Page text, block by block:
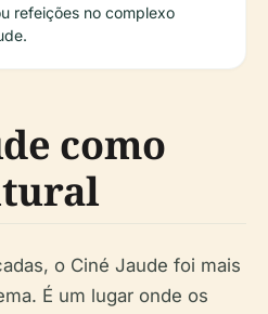
refeições no complexo
como
o Ciné Jaude foi mais
É um lugar onde os